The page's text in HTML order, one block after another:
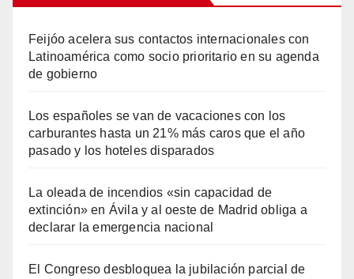
Feijóo acelera sus contactos internacionales con
Latinoamérica como socio prioritario en su agenda
de gobierno
Los españoles se van de vacaciones con los
carburantes hasta un 21% más caros que el año
pasado y los hoteles disparados
La oleada de incendios «sin capacidad de
extinción» en Ávila y al oeste de Madrid obliga a
declarar la emergencia nacional
El Congreso desbloquea la jubilación parcial de